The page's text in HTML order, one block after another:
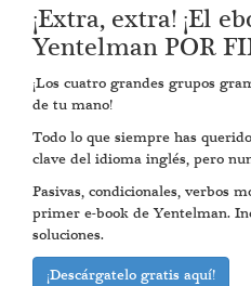
¡Extra, extra! ¡El
Yentelman POR
¡Los cuatro grandes grupos
de tu mano!
Todo lo que siempre has
clave del idioma inglés, pero
Pasivas, condicionales, verbos
primer e-book de Yentelman.
soluciones.
¡Descárgatelo gratis aquí!